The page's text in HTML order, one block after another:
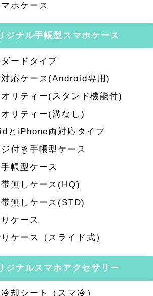
ホケース
ジナル手帳型スマホケース
ードタイプ
応ケース(Android専用)
リティー(スタンド機能付)
リティー(溝なし)
とiPhone両対応タイプ
付き手帳型ケース
帳型ケース
無しケース(HQ)
無しケース(STD)
ケース
ケース（スライド式）
ジナルスマホアクセサリー
却シート（スマ冷）